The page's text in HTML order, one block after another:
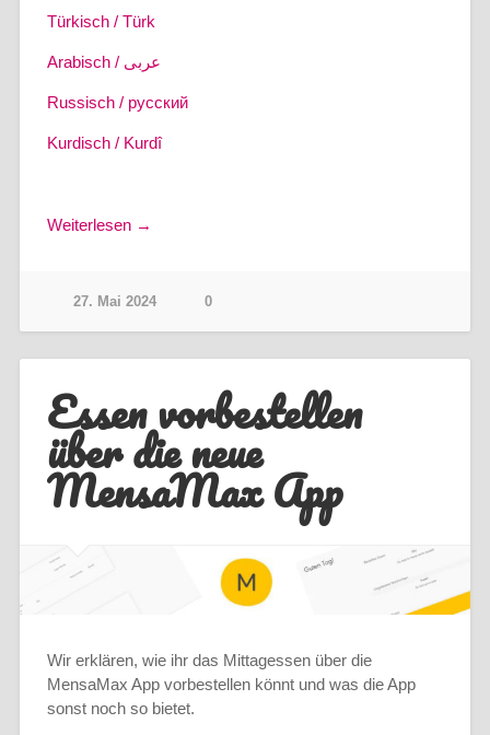
Türkisch / Türk
Arabisch / عربى
Russisch / русский
Kurdisch / Kurdî
Weiterlesen →
27. Mai 2024 0
Essen vorbestellen
über die neue
MensaMax App
Wir erklären, wie ihr das Mittagessen über die
MensaMax App vorbestellen könnt und was die App
sonst noch so bietet.